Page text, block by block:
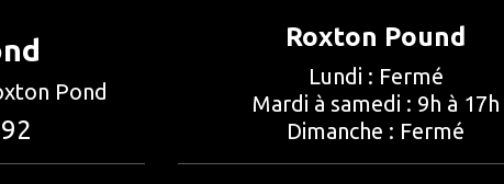
Pond
Roxton Pound
Lundi : Fermé
Mardi à samedi : 9h à 17h
Dimanche : Fermé